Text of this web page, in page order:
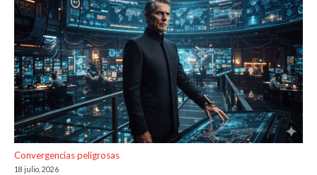
Convergencias peligrosas
18 julio, 2026